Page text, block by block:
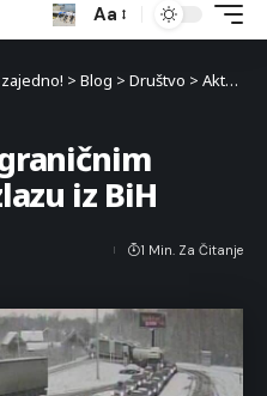
Aa
> Blog > Društvo > Aktuelnosti
iz BiH
1 Min. Za Čitanje